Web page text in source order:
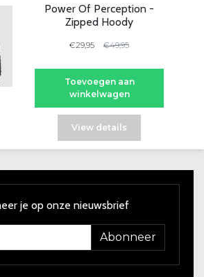
Power Of Perception -
Zipped Hoody
€29,95 €49,95
Toevoegen aan
winkelwagen
View details
je op onze nieuwsbrief
Abonneer